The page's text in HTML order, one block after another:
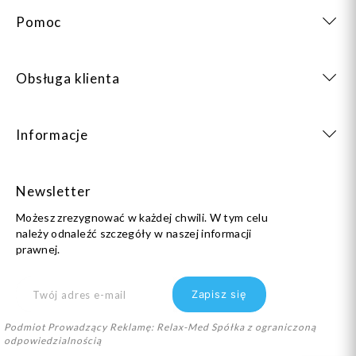
Pomoc
Obsługa klienta
Informacje
Newsletter
Możesz zrezygnować w każdej chwili. W tym celu
należy odnaleźć szczegóły w naszej informacji
prawnej.
Podmiot Prowadzący Reklamę: Relax-Med Spółka z ograniczoną
odpowiedzialnością